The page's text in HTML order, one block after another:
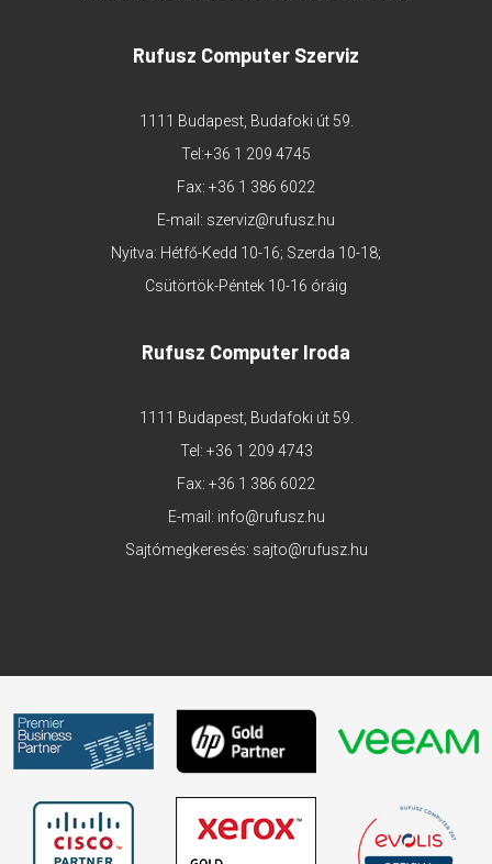
Rufusz Computer Szerviz
1111 Budapest, Budafoki út 59.
Tel:+36 1 209 4745
Fax: +36 1 386 6022
E-mail: szerviz@rufusz.hu
Nyitva: Hétfő-Kedd 10-16; Szerda 10-18;
Csütörtök-Péntek 10-16 óráig
Rufusz Computer Iroda
1111 Budapest, Budafoki út 59.
Tel: +36 1 209 4743
Fax: +36 1 386 6022
E-mail: info@rufusz.hu
Sajtómegkeresés: sajto@rufusz.hu